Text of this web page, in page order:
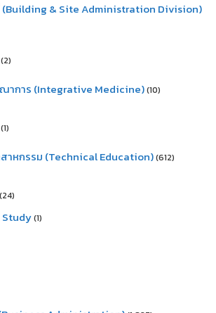
(Building & Site Administration Division)
าการ (Integrative Medicine)(10)
หกรรม (Technical Education)(612)
(24)
(1)